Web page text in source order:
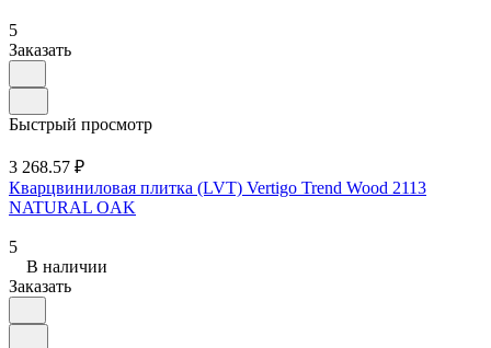
5
Заказать
Быстрый просмотр
3 268.57 ₽
Кварцвиниловая плитка (LVT) Vertigo Trend Wood 2113
NATURAL OAK
5
В наличии
Заказать